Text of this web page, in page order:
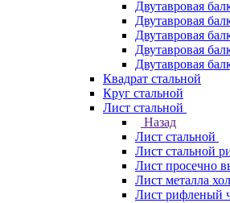
Двутавровая
Двутавровая
Двутавровая
Двутавровая
Двутавровая
Квадрат стальной
Круг стальной
Лист стальной
Назад
Лист стальной
Лист стальной
Лист просечно
Лист металла
Лист рифленый